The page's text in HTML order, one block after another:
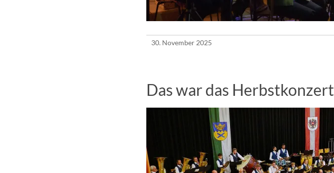
30. November 2025
Das war das Herbstkonzert